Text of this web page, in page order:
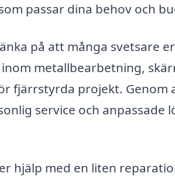
passar dina behov och
på att många svetsare
metallbearbetning,
fjärrstyrda projekt.
service och
hjälp med en liten